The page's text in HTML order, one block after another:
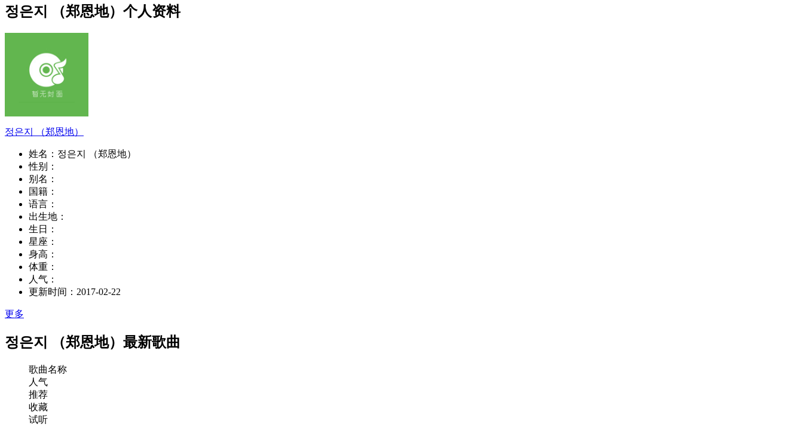
정은지 （郑恩地）个人资料
정은지 （郑恩地）
姓名： 정은지 （郑恩地）
性别：
别名：
国籍：
语言：
出生地：
生日：
星座：
身高：
体重：
人气：
更新时间： 2017-02-22
更多
정은지 （郑恩地）最新歌曲
歌曲名称
人气
推荐
收藏
试听